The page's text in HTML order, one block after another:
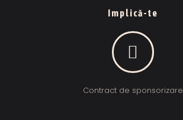
Implică-te
Contract de sponsorizare